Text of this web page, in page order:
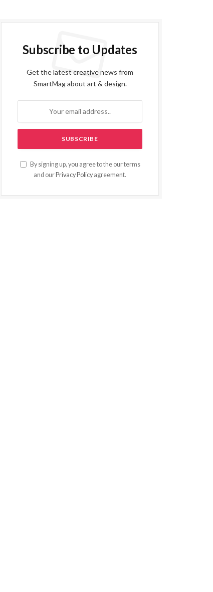
Subscribe to Updates
Get the latest creative news from
SmartMag about art & design.
By signing up, you agree to the our terms
and our Privacy Policy agreement.